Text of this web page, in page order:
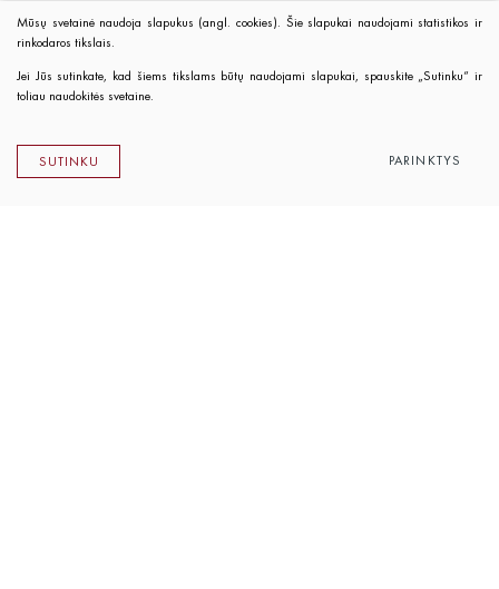
Mūsų svetainė naudoja slapukus (angl. cookies). Šie slapukai naudojami statistikos ir
rinkodaros tikslais.
Jei Jūs sutinkate, kad šiems tikslams būtų naudojami slapukai, spauskite „Sutinku“ ir
toliau naudokitės svetaine.
SUTINKU PARINKTYS